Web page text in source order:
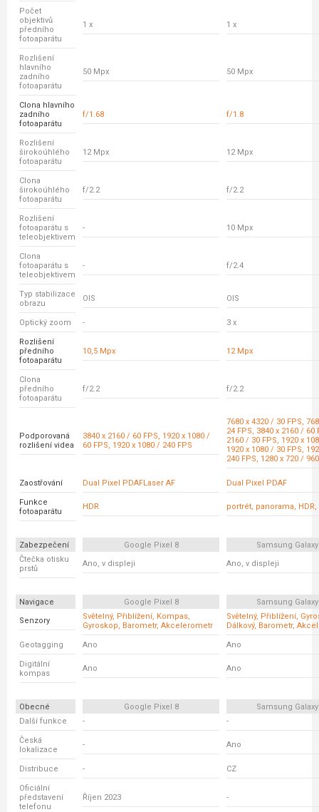
Počet
objektivů
předního
fotoaparátu
1 x 1 x
Rozlišení
hlavního
zadního
fotoaparátu
50 Mpx 50 Mpx
Clona hlavního
zadního
fotoaparátu
f/1.68 f/1.8
Rozlišení
širokoúhlého
fotoaparátu
12 Mpx 12 Mpx
Clona
širokoúhlého
fotoaparátu
f/2.2 f/2.2
Rozlišení
fotoaparátu s
teleobjektivem
- 10 Mpx
Clona
fotoaparátu s
teleobjektivem
- f/2.4
Typ stabilizace
obrazu
OIS OIS
Optický zoom - 3 x
Rozlišení
předního
fotoaparátu
10,5 Mpx 12 Mpx
Clona
předního
fotoaparátu
f/2.2 f/2.2
Podporovaná
rozlišení videa
3840 x 2160 / 60 FPS, 1920 x 1080 /
60 FPS, 1920 x 1080 / 240 FPS
7680 x 4320 / 30 FPS,
24 FPS, 3840 x 2160 / 60
2160 / 30 FPS, 1920 x
1920 x 1080 / 30 FPS,
240 FPS, 1280 x 720 /
Zaostřování Dual Pixel PDAFLaser AF Dual Pixel PDAF
Funkce
fotoaparátu
HDR portrét, panorama,
Zabezpečení Google Pixel 8
Samsung Galaxy
Čtečka otisku
prstů
Ano, v displeji Ano, v displeji
Navigace Google Pixel 8
Samsung Galaxy
Senzory
Světelný, Přiblížení, Kompas,
Gyroskop, Barometr, Akcelerometr
Světelný, Přiblížení,
Dálkový, Barometr,
Geotagging Ano Ano
Digitální
kompas
Ano Ano
Obecné Google Pixel 8
Samsung Galaxy
Další funkce
- -
Česká
lokalizace
- Ano
Distribuce - CZ
Oficiální
představení
telefonu
Říjen 2023 -